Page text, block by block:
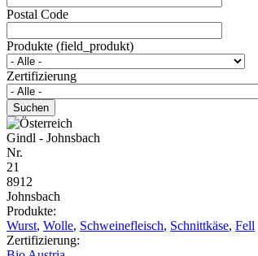
Postal Code
Produkte (field_produkt)
Zertifizierung
Gindl - Johnsbach
Nr.
21
8912
Johnsbach
Produkte:
Wurst, Wolle, Schweinefleisch, Schnittkäse, Fell
Zertifizierung: